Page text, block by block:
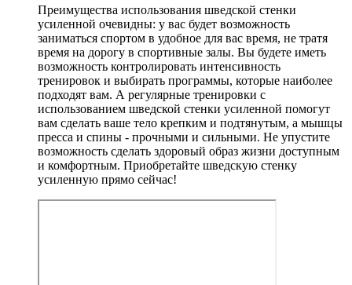
Преимущества использования шведской стенки
усиленной очевидны: у вас будет возможность
заниматься спортом в удобное для вас время, не тратя
время на дорогу в спортивные залы. Вы будете иметь
возможность контролировать интенсивность
тренировок и выбирать программы, которые наиболее
подходят вам. А регулярные тренировки с
использованием шведской стенки усиленной помогут
вам сделать ваше тело крепким и подтянутым, а мышцы
пресса и спины - прочными и сильными. Не упустите
возможность сделать здоровый образ жизни доступным
и комфортным. Приобретайте шведскую стенку
усиленную прямо сейчас!